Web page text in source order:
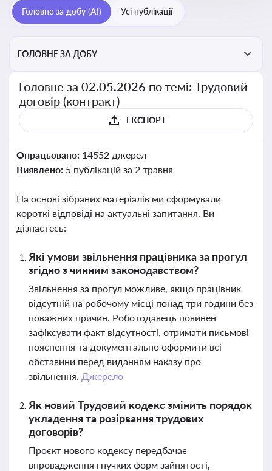
Головне за добу (AI) Усі публікації
ГОЛОВНЕ ЗА ДОБУ
Головне за 02.05.2026 по темі: Трудовий
договір (контракт)
ЕКСПОРТ
Опрацьовано: 14552 джерел
Виявлено: 5 публікацій за 2 травня
На основі зібраних матеріалів ми сформували
короткі відповіді на актуальні запитання. Ви
дізнаєтесь:
Які умови звільнення працівника за прогул
згідно з чинним законодавством?
Звільнення за прогул можливе, якщо працівник
відсутній на робочому місці понад три години без
поважних причин. Роботодавець повинен
зафіксувати факт відсутності, отримати письмові
пояснення та документально оформити всі
обставини перед виданням наказу про
звільнення. Джерело
Як новий Трудовий кодекс змінить порядок
укладення та розірвання трудових
договорів?
Проєкт нового кодексу передбачає
впровадження гнучких форм зайнятості,